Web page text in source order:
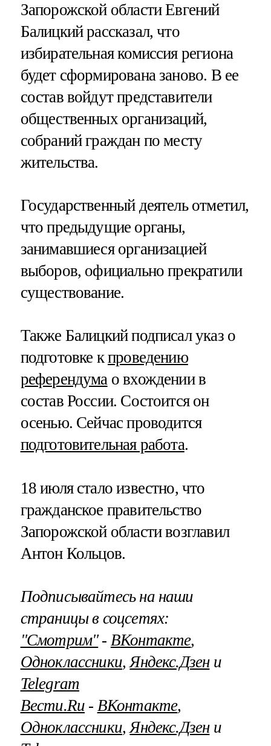
Запорожской области Евгений
Балицкий рассказал, что
избирательная комиссия региона
будет сформирована заново. В ее
состав войдут представители
общественных организаций,
собраний граждан по месту
жительства.
Государственный деятель отметил,
что предыдущие органы,
занимавшиеся организацией
выборов, официально прекратили
существование.
Также Балицкий подписал указ о
подготовке кпроведению
референдумао вхождении в
состав России. Состоится он
осенью. Сейчас проводится
подготовительная работа.
18 июля стало известно, что
гражданское правительство
Запорожской области возглавил
Антон Кольцов.
Подписывайтесь на наши
страницы в соцсетях:
"Смотрим"‐ ВКонтакте,
Одноклассники, Яндекс.Дзени
Telegram
Вести.Ru ‐ ВКонтакте,
Одноклассники, Яндекс.Дзени